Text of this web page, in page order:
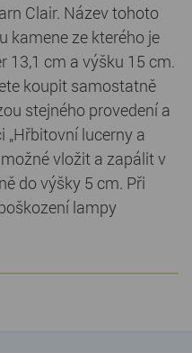
Clair. Název tohoto
kamene ze kterého je
13,1 cm a výšku 15 cm.
koupit samostatně
stejného provedení a
„Hřbitovní lucerny a
vložit a zapálit v
do výšky 5 cm. Při
lampy